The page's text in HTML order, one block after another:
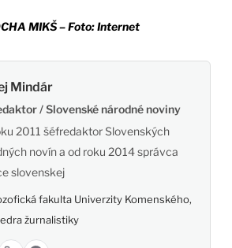
MIKŠ – Foto: Internet
Mindár
/ Slovenské národné noviny
2011 šéfredaktor Slovenských
novín a od roku 2014 správca
slovenskej
fakulta Univerzity Komenského,
žurnalistiky